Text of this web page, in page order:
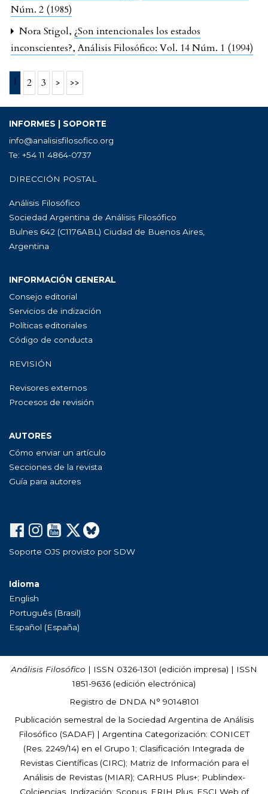
Núm. 2 (1985)
Nora Stigol, ¿Son intencionales los estados
inconscientes?,Análisis Filosófico: Vol. 14 Núm. 1 (1994)
1 2 3 > >>
INFORMES | SOPORTE
info@analisisfilosofico.org
Te: +54 11 4864-0737
DIRECCIÓN POSTAL
Análisis Filosófico
Sociedad Argentina de Análisis Filosófico
Bulnes 642 (C1176ABL) Ciudad de Buenos Aires,
Argentina
INFORMACIÓN GENERAL
Consejo editorial
Servicios de indización
Políticas editoriales
Código de conducta
REVISIÓN
Revisores externos
Procesos de revisión
AUTORES
Cómo enviar un artículo
Secciones de la revista
Guía para autores
Soporte OJS provisto por SDW
Idioma
English
Português (Brasil)
Español (España)
Análisis Filosófico | ISSN 0326-1301 (edición impresa) | ISSN
1851-9636 (edición electrónica)
Registro de DNDA N° 90148101
Publicación semestral de la Sociedad Argentina de Análisis
Filosófico (SADAF) | Argentina Categorización: CONICET
(Res. 2249/14) en el Grupo 1; Clasificación Integrada de
Revistas Científicas (CIRC); Matriz de Información para el
Análisis de Revistas (MIAR); CARHUS Plus+; Publindex-
Colciencias. Indización: Scopus, ERIH Plus, ESCI Web of